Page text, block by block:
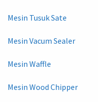
Mesin Tusuk Sate
Mesin Vacum Sealer
Mesin Waffle
Mesin Wood Chipper